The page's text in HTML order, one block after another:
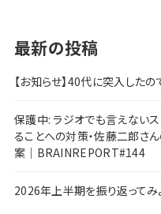
最新の投稿
【お知らせ】40代に突入し
保護中: ラジオでも言えない
ることへの対策・佐藤二郎さ
案｜BRAINREPORT#144
2026年上半期を振り返ってみ